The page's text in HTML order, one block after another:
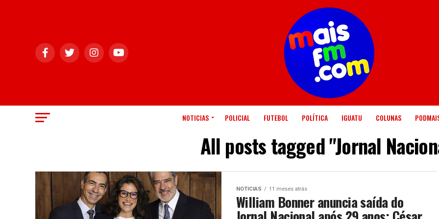
NOTICIAS POLICIAL FUTEBOL POLÍTICA IGUATU COLUNAS
All posts tagged "Jornal
NOTICIAS 11 meses atrás
William Bonner anuncia saída do